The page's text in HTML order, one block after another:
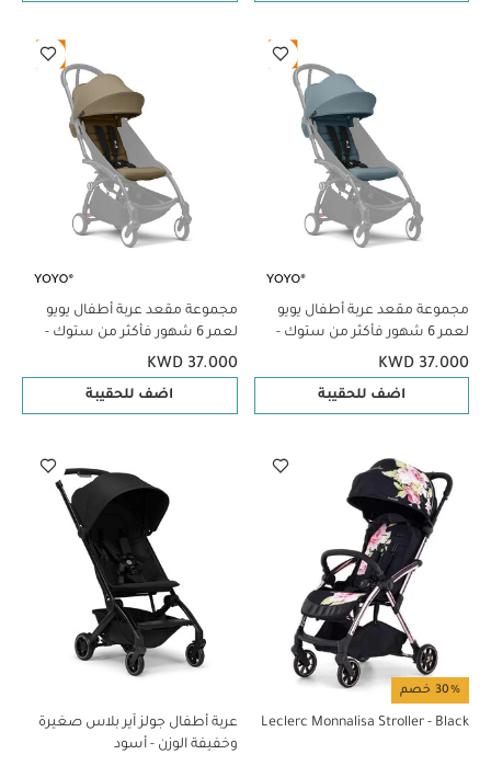
مجموعة مقعد عربة أطفال يويو
لعمر 6 شهور فأكثر من ستوك -
أزرق فاتح
KWD 37.000
اضف للحقيبة
مجموعة مقعد عربة أطفال يويو
لعمر 6 شهور فأكثر من ستوك -
بني
KWD 37.000
اضف للحقيبة
30% خصم
Leclerc Monnalisa Stroller - Black
عربة أطفال جولز آير بلاس صغيرة
وخفيفة الوزن - أسود